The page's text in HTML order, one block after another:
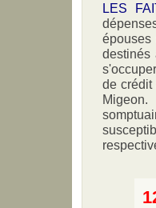
LES
épouses
destinés
de crédit